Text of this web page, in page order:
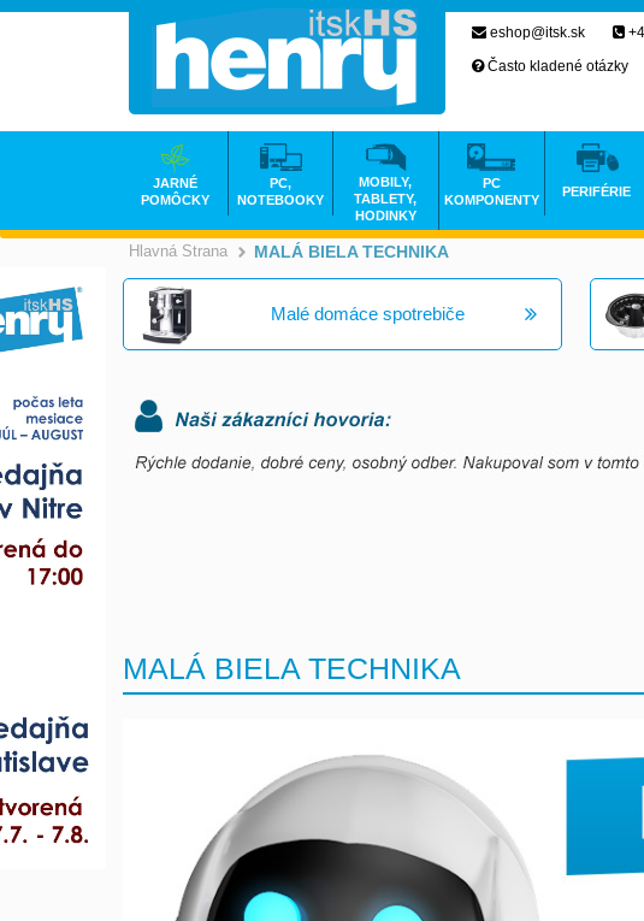
Hlavná Strana >
MALÁ BIELA TECHNIKA
Malé domáce spotrebiče
MALÁ BIELA TECHNIKA
eshop@itsk.sk
Často kladené otázky
JARNÉ
POMÔCKY
PC,
NOTEBOOKY
MOBILY,
TABLETY,
HODINKY
PC
KOMPONENTY
PERIFÉRIE